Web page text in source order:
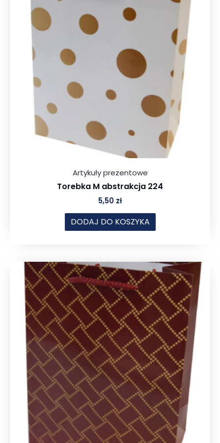
Artykuły prezentowe
Torebka M abstrakcja 224
5,50 zł
DODAJ DO KOSZYKA